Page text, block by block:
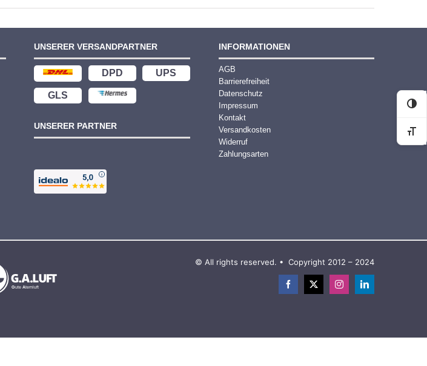
UNSERER VERSANDPARTNER
DPD UPS
GLS
UNSERER PARTNER
INFORMATIONEN
AGB
Barrierefreiheit
Datenschutz
Impressum
Kontakt
Versandkosten
Widerruf
Zahlungsarten
© All rights reserved. • Copyright 2012 – 2024